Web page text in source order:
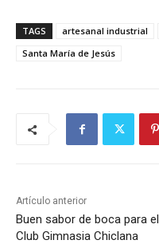
TAGS artesanal industrial
Santa María de Jesús
Artículo anterior
Buen sabor de boca para el
Club Gimnasia Chiclana